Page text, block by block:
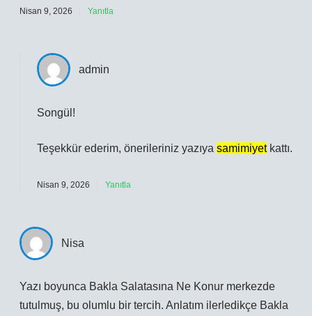
Nisan 9, 2026 Yanıtla
admin
Songül!
Teşekkür ederim, önerileriniz yazıya samimiyetkattı.
Nisan 9, 2026 Yanıtla
Nisa
Yazı boyunca Bakla Salatasına Ne Konur merkezde
tutulmuş, bu olumlu bir tercih. Anlatım ilerledikçe Bakla